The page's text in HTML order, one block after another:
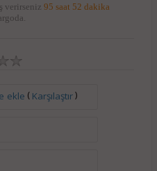
verirseniz 95 saat 52 dakika
ekle ( Karşılaştır)